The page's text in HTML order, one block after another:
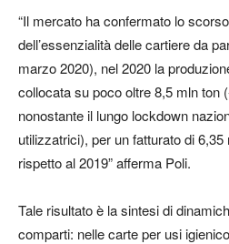
“Il mercato ha confermato lo
dell’essenzialità delle cartiere da
marzo 2020), nel 2020 la
collocata su poco oltre 8,5 mln ton
nonostante il lungo lockdown
utilizzatrici), per un fatturato di
rispetto al 2019” afferma Poli.
Tale risultato è la sintesi di
comparti: nelle carte per usi